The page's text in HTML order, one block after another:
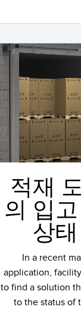
적재
의 입
상
In a recent
application,
to find a solution
to the status of